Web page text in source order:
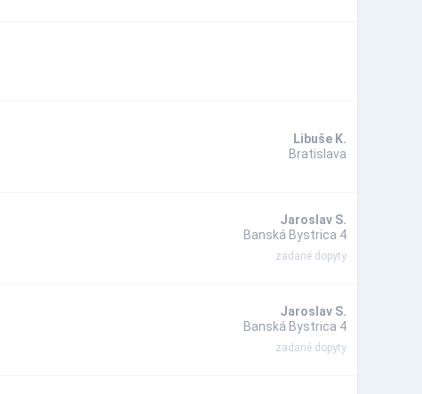
Libuše K.
Bratislava
Jaroslav S.
Banská Bystrica 4
zadané dopyty
Jaroslav S.
Banská Bystrica 4
zadané dopyty